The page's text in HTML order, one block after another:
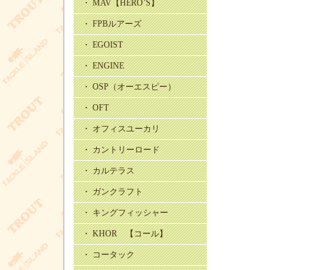
・ MAV【HERO’S】
・ FPBルアーズ
・ EGOIST
・ ENGINE
・ OSP（オーエスピー）
・ OFT
・ オフィスユーカリ
・ カントリーロード
・ カルテラス
・ ガンクラフト
・ キングフィッシャー
・ KHOR 【コール】
・ コータック